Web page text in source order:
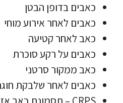
כאבים בדופן הבטן
כאבים לאחר אירוע מוחי
כאב לאחר קטיעה
כאבים על רקע סוכרת
כאב ממקור סרטני
כאבים לאחר שלבקת